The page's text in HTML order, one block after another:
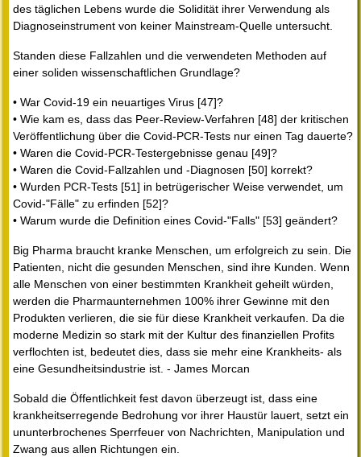
des täglichen Lebens wurde die Solidität ihrer Verwendung als
Diagnoseinstrument von keiner Mainstream-Quelle untersucht.
Standen diese Fallzahlen und die verwendeten Methoden auf
einer soliden wissenschaftlichen Grundlage?
• War Covid-19 ein neuartiges Virus [47]?
• Wie kam es, dass das Peer-Review-Verfahren [48] der kritischen
Veröffentlichung über die Covid-PCR-Tests nur einen Tag dauerte?
• Waren die Covid-PCR-Testergebnisse genau [49]?
• Waren die Covid-Fallzahlen und -Diagnosen [50] korrekt?
• Wurden PCR-Tests [51] in betrügerischer Weise verwendet, um
Covid-"Fälle" zu erfinden [52]?
• Warum wurde die Definition eines Covid-"Falls" [53] geändert?
Big Pharma braucht kranke Menschen, um erfolgreich zu sein. Die
Patienten, nicht die gesunden Menschen, sind ihre Kunden. Wenn
alle Menschen von einer bestimmten Krankheit geheilt würden,
werden die Pharmaunternehmen 100% ihrer Gewinne mit den
Produkten verlieren, die sie für diese Krankheit verkaufen. Da die
moderne Medizin so stark mit der Kultur des finanziellen Profits
verflochten ist, bedeutet dies, dass sie mehr eine Krankheits- als
eine Gesundheitsindustrie ist. - James Morcan
Sobald die Öffentlichkeit fest davon überzeugt ist, dass eine
krankheitserregende Bedrohung vor ihrer Haustür lauert, setzt ein
ununterbrochenes Sperrfeuer von Nachrichten, Manipulation und
Zwang aus allen Richtungen ein.